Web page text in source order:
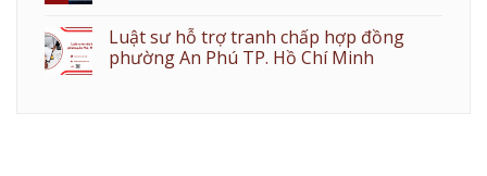
Luật sư hỗ trợ tranh chấp hợp đồng
phường An Phú TP. Hồ Chí Minh